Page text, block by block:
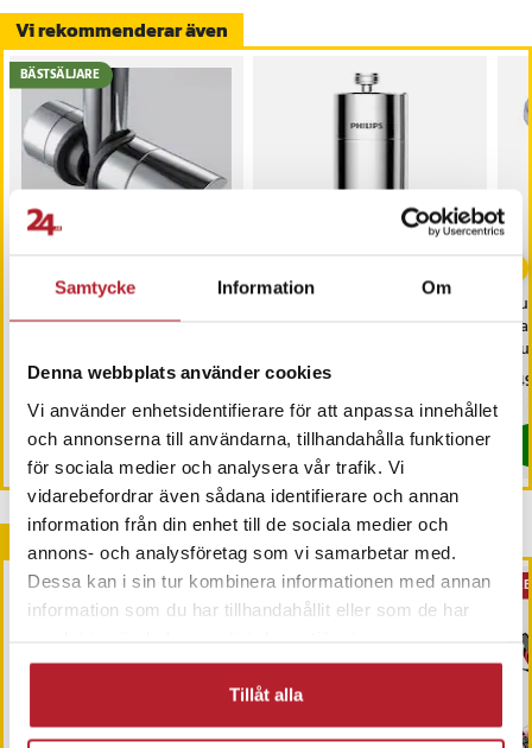
Samtycke Information Om
Denna webbplats använder cookies
Vi använder enhetsidentifierare för att anpassa innehållet
och annonserna till användarna, tillhandahålla funktioner
för sociala medier och analysera vår trafik. Vi
vidarebefordrar även sådana identifierare och annan
information från din enhet till de sociala medier och
annons- och analysföretag som vi samarbetar med.
Dessa kan i sin tur kombinera informationen med annan
information som du har tillhandahållit eller som de har
Tillåt alla
Vi rekommenderar även
BÄSTSÄLJARE
Handduschhållare /
Hållare för handdusch /
duschstång
Pris:99 kr
99 kr
I lager, levereras inom 1-2 vardagar
Köp
Pris:349 kr
349 kr
I lager, levereras inom 1-2 vardagar
Köp
Andra köpte också
BÄSTSÄLJARE